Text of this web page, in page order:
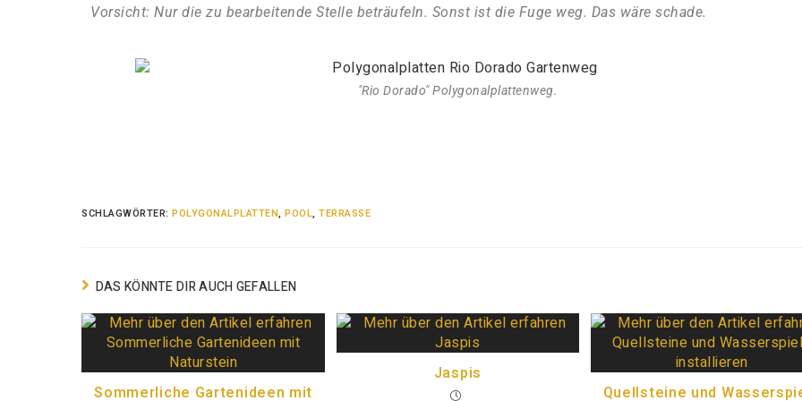
Vorsicht: Nur die zu bearbeitende Stelle beträufeln. Sonst ist die Fuge weg. Das wäre schade.
"Rio Dorado" Polygonalplattenweg.
SCHLAGWÖRTER:POLYGONALPLATTEN, POOL, TERRASSE
DAS KÖNNTE DIR AUCH GEFALLEN
Sommerliche Gartenideen mit
Jaspis
Quellsteine und